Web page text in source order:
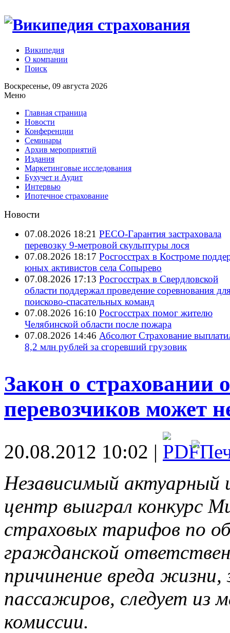
Википедия
О компании
Поиск
Воскресенье, 09 августа 2026
Меню
Главная страница
Новости
Конференции
Семинары
Архив мероприятий
Издания
Маркетинговые исследования
Бухучет и Аудит
Интервью
Ипотечное страхование
Новости
07.08.2026 18:21 РЕСО-Гарантия застраховала
перевозку 9-метровой скульптуры лося
07.08.2026 18:17 Росгосстрах в Костроме
юных активистов села Сопырево
07.08.2026 17:13 Росгосстрах в Свердловской
области поддержал проведение соревнования
поисково‑спасательных команд
07.08.2026 16:10 Росгосстрах помог жителю
Челябинской области после пожара
07.08.2026 14:46 Абсолют Страхование
8,2 млн рублей за сгоревший грузовик
Закон о страховании
перевозчиков может
20.08.2012 10:02 |
Независимый актуарный
центр выиграл конкурс
страховых тарифов по
гражданской
причинение вреда
пассажиров, следует из
комиссии.